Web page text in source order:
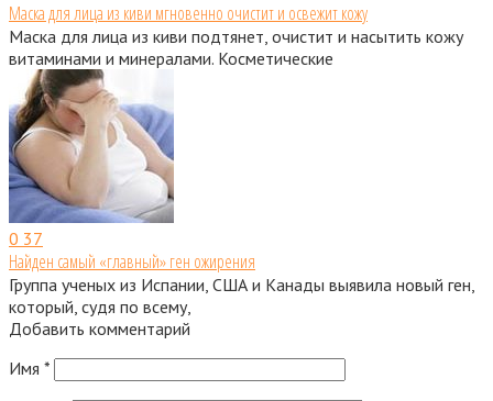
Маска для лица из киви мгновенно очистит и освежит кожу
Маска для лица из киви подтянет, очистит и насытить кожу
витаминами и минералами. Косметические
0 37
Найден самый «главный» ген ожирения
Группа ученых из Испании, США и Канады выявила новый ген,
который, судя по всему,
Добавить комментарий
Имя *